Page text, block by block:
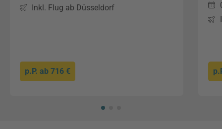
Inkl. Flug ab Düsseldorf
p.P. ab 716 €